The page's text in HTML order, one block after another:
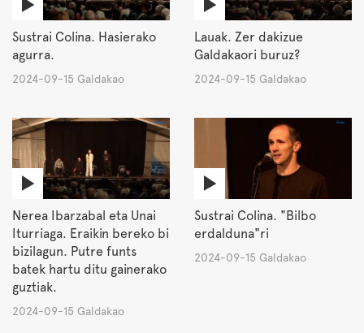
Sustrai Colina. Hasierako
agurra.
2024-09-15 Galdakao
Lauak. Zer dakizue
Galdakaori buruz?
2024-09-15 Galdakao
Nerea Ibarzabal eta Unai
Iturriaga. Eraikin bereko bi
bizilagun. Putre funts
batek hartu ditu gainerako
guztiak.
2024-09-15 Galdakao
Sustrai Colina. "Bilbo
erdalduna"ri
2024-09-15 Galdakao